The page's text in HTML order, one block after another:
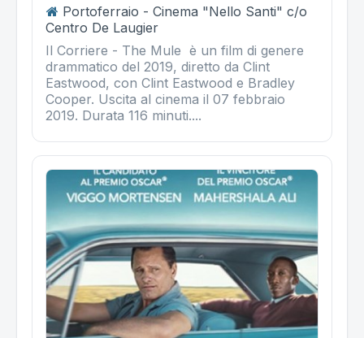
Portoferraio - Cinema "Nello Santi" c/o
Centro De Laugier
Il Corriere - The Mule è un film di genere
drammatico del 2019, diretto da Clint
Eastwood, con Clint Eastwood e Bradley
Cooper. Uscita al cinema il 07 febbraio
2019. Durata 116 minuti....